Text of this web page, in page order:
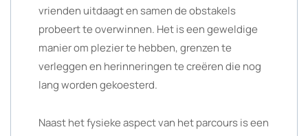
vrienden uitdaagt en samen de obstakels
probeert te overwinnen. Het is een geweldige
manier om plezier te hebben, grenzen te
verleggen en herinneringen te creëren die nog
lang worden gekoesterd.
Naast het fysieke aspect van het parcours is een